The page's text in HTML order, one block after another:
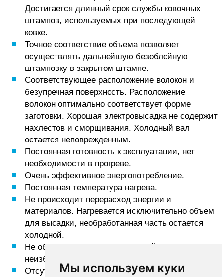
Мы используем куки
Достигается длинный срок службы ковочных
штампов, используемых при последующей
ковке.
Точное соответствие объема позволяет
осуществлять дальнейшую безоблойную
штамповку в закрытом штампе.
Соответствующее расположение волокон и
безупречная поверхность. Расположение
волокон оптимально соответствует форме
заготовки. Хорошая электровысадка не содержит
нахлестов и сморщивания. Холодный вал
остается неповрежденным.
Постоянная готовность к эксплуатации, нет
необходимости в прогреве.
Очень эффективное энергопотребление.
Постоянная температура нагрева.
Не происходит перерасход энергии и
материалов. Нагревается исключительно объем
для высадки, необработанная часть остается
холодной.
Не образуется заусенец, который, например,
неизбежен на горизонтально-ковочных машинах.
Отсутствие загрязнения окружающей среды,